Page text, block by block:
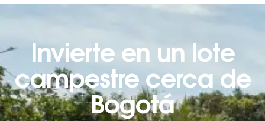
Invierte en un lote
campestre cerca de
Bogotá